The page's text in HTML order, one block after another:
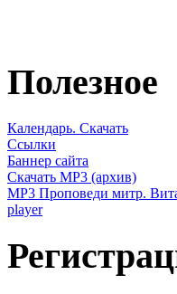
Полезное
Календарь. Скачать
Ссылки
Баннер сайта
Скачать MP3 (архив)
MP3 Проповеди митр.
player